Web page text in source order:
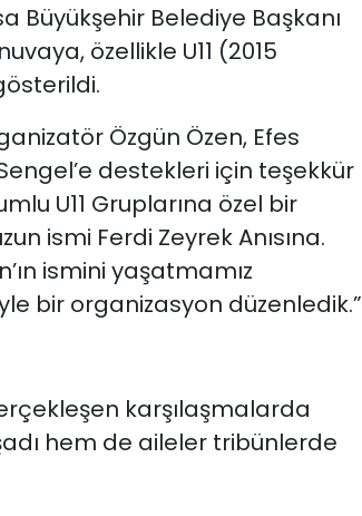
Büyükşehir Belediye Başkanı
özellikle U11 (2015
Özgün Özen, Efes
destekleri için teşekkür
U11 Gruplarına özel bir
ismi Ferdi Zeyrek Anısına.
ismini yaşatmamız
bir organizasyon düzenledik.”
karşılaşmalarda
hem de aileler tribünlerde